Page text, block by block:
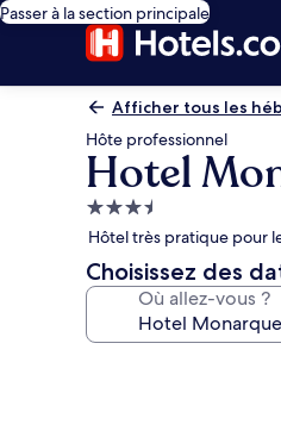
Passer à la section principale
Afficher tous les
Hôte professionnel
Hotel
Hébergement
3.5 étoiles
Hôtel très pratique pour
Choisissez des
Où allez-vous ?